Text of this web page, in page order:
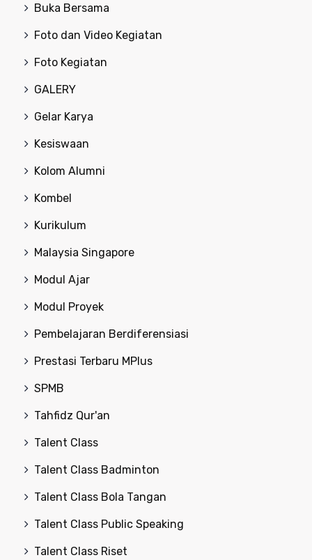
Buka Bersama
Foto dan Video Kegiatan
Foto Kegiatan
GALERY
Gelar Karya
Kesiswaan
Kolom Alumni
Kombel
Kurikulum
Malaysia Singapore
Modul Ajar
Modul Proyek
Pembelajaran Berdiferensiasi
Prestasi Terbaru MPlus
SPMB
Tahfidz Qur'an
Talent Class
Talent Class Badminton
Talent Class Bola Tangan
Talent Class Public Speaking
Talent Class Riset